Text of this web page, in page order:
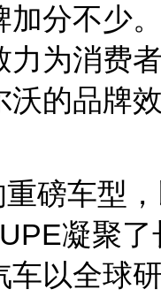
加分不少
力为消费
沃的品牌
磅车型
凝聚
车以全球